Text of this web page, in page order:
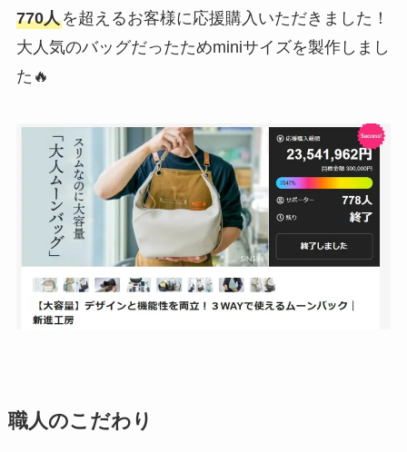
770人を超えるお客様に応援購入いただきました！
大人気のバッグだったためminiサイズを製作しまし
た🔥
職人のこだわり